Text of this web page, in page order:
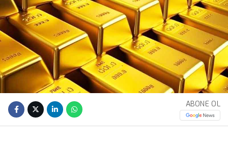
ABONE OL